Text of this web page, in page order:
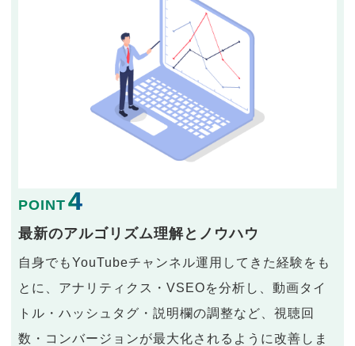
POINT 4
最新のアルゴリズム理解とノウハウ
自身でもYouTubeチャンネル運用してきた経験をも
とに、アナリティクス・VSEOを分析し、動画タイ
トル・ハッシュタグ・説明欄の調整など、視聴回
数・コンバージョンが最大化されるように改善しま